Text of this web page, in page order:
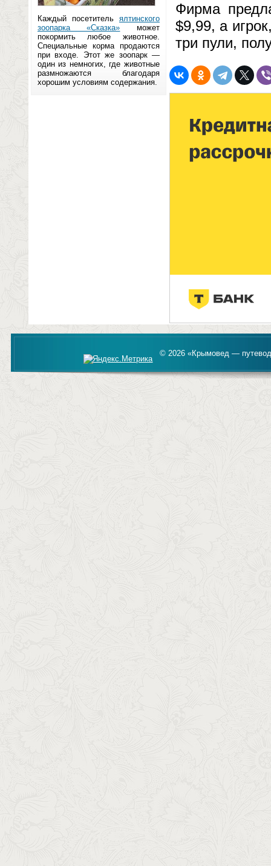
Каждый посетитель ялтинского
зоопарка «Сказка» может
покормить любое животное.
Специальные корма продаются
при входе. Этот же зоопарк —
один из немногих, где животные
размножаются благодаря
хорошим условиям содержания.
Фирма
$9,99, а
три пули,
© 2026 «Крымовед —